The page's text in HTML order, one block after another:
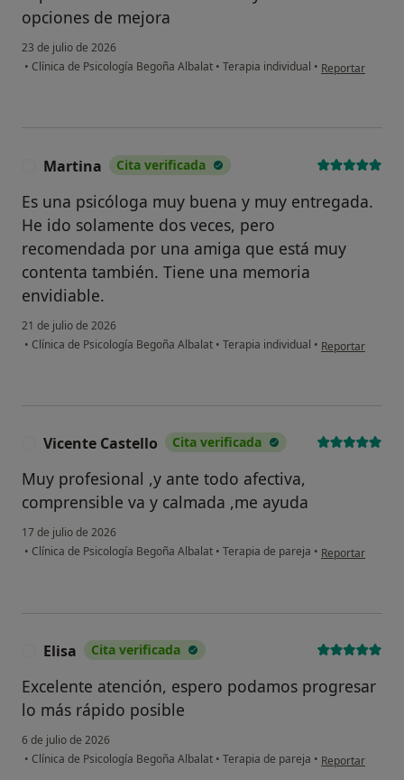
opciones de mejora
23 de julio de 2026
• Clínica de Psicología Begoña Albalat • Terapia individual • en opinión del
Reportar
Martina Cita verificada
Es una psicóloga muy buena y muy entregada.
He ido solamente dos veces, pero
recomendada por una amiga que está muy
contenta también. Tiene una memoria
envidiable.
21 de julio de 2026
• Clínica de Psicología Begoña Albalat • Terapia individual • en opinión del
Reportar
Vicente Castello Cita verificada
Muy profesional ,y ante todo afectiva,
comprensible va y calmada ,me ayuda
17 de julio de 2026
• Clínica de Psicología Begoña Albalat • Terapia de pareja • en opinión del
Reportar
Elisa Cita verificada
Excelente atención, espero podamos progresar
lo más rápido posible
6 de julio de 2026
• Clínica de Psicología Begoña Albalat • Terapia de pareja • en opinión del
Reportar